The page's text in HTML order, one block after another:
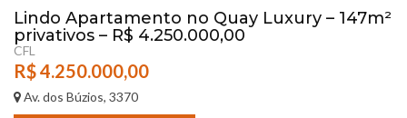
Lindo Apartamento no Quay Luxury – 147m²
privativos – R$ 4.250.000,00
CFL
R$ 4.250.000,00
Av. dos Búzios, 3370